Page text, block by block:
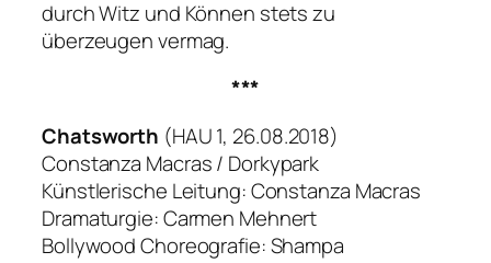
durch Witz und Können stets zu
überzeugen vermag.
***
Chatsworth (HAU 1, 26.08.2018)
Constanza Macras / Dorkypark
Künstlerische Leitung: Constanza Macras
Dramaturgie: Carmen Mehnert
Bollywood Choreografie: Shampa